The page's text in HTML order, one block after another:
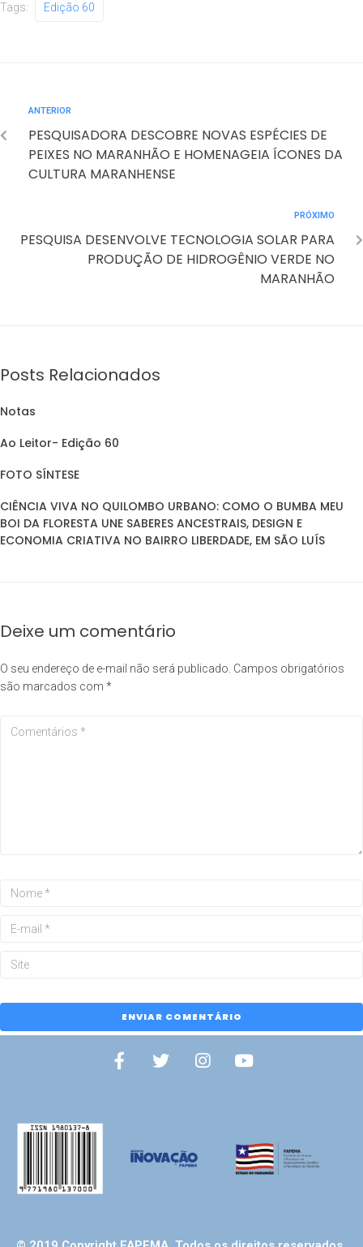
Tags: Edição 60
ANTERIOR
PESQUISADORA DESCOBRE NOVAS ESPÉCIES DE
PEIXES NO MARANHÃO E HOMENAGEIA ÍCONES DA
CULTURA MARANHENSE
PRÓXIMO
PESQUISA DESENVOLVE TECNOLOGIA SOLAR PARA
PRODUÇÃO DE HIDROGÊNIO VERDE NO
MARANHÃO
Posts Relacionados
Notas
Ao Leitor- Edição 60
FOTO SÍNTESE
CIÊNCIA VIVA NO QUILOMBO URBANO: COMO O BUMBA MEU
BOI DA FLORESTA UNE SABERES ANCESTRAIS, DESIGN E
ECONOMIA CRIATIVA NO BAIRRO LIBERDADE, EM SÃO LUÍS
Deixe um comentário
O seu endereço de e-mail não será publicado. Campos obrigatórios
são marcados com *